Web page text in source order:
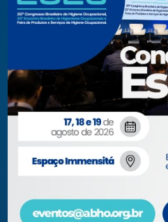
Fone/Fax:
+ 55 11 3081.5909 / 3081.1709
secretaria@abho.org.br
Rua Cardoso de Almeida, 167
WhatsApp: (11) 93938-9842